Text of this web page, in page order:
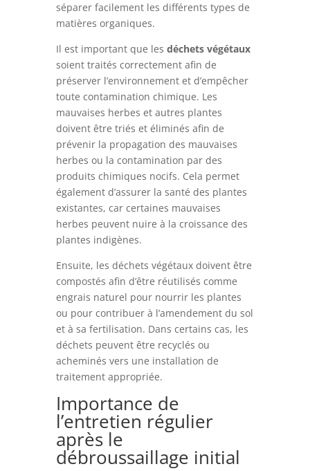
séparer facilement les différents types de
matières organiques.
Il est important que les déchets végétaux
soient traités correctement afin de
préserver l’environnement et d’empêcher
toute contamination chimique. Les
mauvaises herbes et autres plantes
doivent être triés et éliminés afin de
prévenir la propagation des mauvaises
herbes ou la contamination par des
produits chimiques nocifs. Cela permet
également d’assurer la santé des plantes
existantes, car certaines mauvaises
herbes peuvent nuire à la croissance des
plantes indigènes.
Ensuite, les déchets végétaux doivent être
compostés afin d’être réutilisés comme
engrais naturel pour nourrir les plantes
ou pour contribuer à l’amendement du sol
et à sa fertilisation. Dans certains cas, les
déchets peuvent être recyclés ou
acheminés vers une installation de
traitement appropriée.
Importance de
l’entretien régulier
après le
débroussaillage initial